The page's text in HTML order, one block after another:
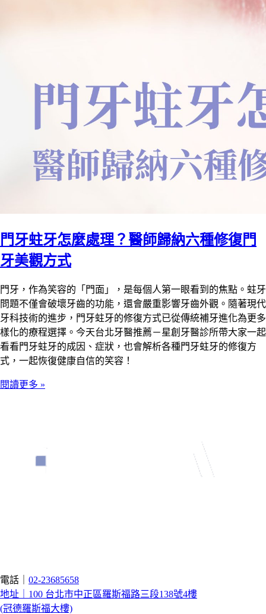
門牙蛀牙怎麼處理？醫師歸納六種修復門
牙美觀方式
門牙，作為笑容的「門面」，是每個人第一眼看到的焦點。蛀牙
問題不僅會破壞牙齒的功能，還會嚴重影響牙齒外觀。隨著現代
牙科技術的進步，門牙蛀牙的修復方式已從傳統補牙進化為更多
樣化的療程選擇。今天台北牙醫推薦－星創牙醫診所帶大家一起
看看門牙蛀牙的成因、症狀，也會解析各種門牙蛀牙的修復方
式，一起恢復健康自信的笑容！
閱讀更多 »
電話｜ 02-23685658
地址｜100 台北市中正區羅斯福路三段138號4樓
(冠德羅斯福大樓)